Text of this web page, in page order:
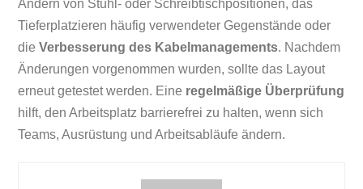
Ändern von Stuhl- oder Schreibtischpositionen, das
Tieferplatzieren häufig verwendeter Gegenstände oder
dieVerbesserung des Kabelmanagements. Nachdem
Änderungen vorgenommen wurden, sollte das Layout
erneut getestet werden. Eine regelmäßige Überprüfung
hilft, den Arbeitsplatz barrierefrei zu halten, wenn sich
Teams, Ausrüstung und Arbeitsabläufe ändern.